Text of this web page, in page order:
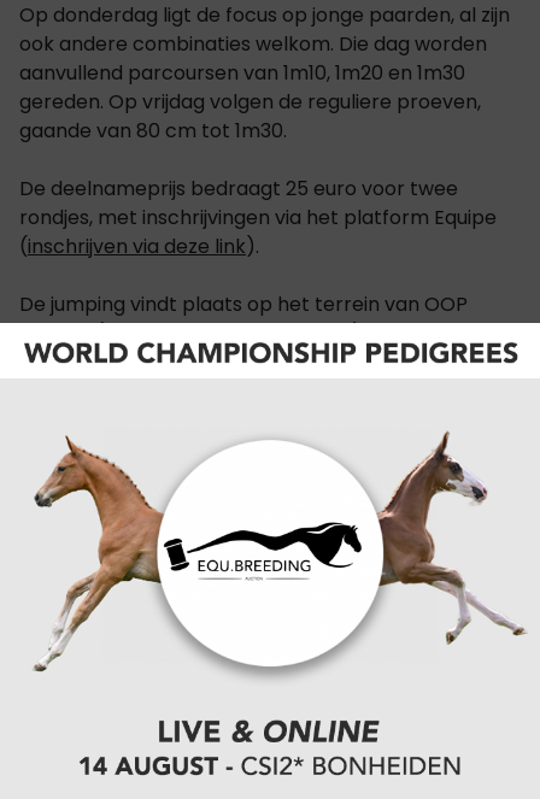
Op donderdag ligt de focus op jonge paarden, al zijn
ook andere combinaties welkom. Die dag worden
aanvullend parcoursen van 1m10, 1m20 en 1m30
gereden. Op vrijdag volgen de reguliere proeven,
gaande van 80 cm tot 1m30.
De deelnameprijs bedraagt 25 euro voor twee
rondjes, met inschrijvingen via het platform Equipe
(inschrijven via deze link).
De jumping vindt plaats op het terrein van OOP
op slechts vijf minuten van afrit Wetteren (E40). De
ruiters begeleiden in de piste, waardoor het
evenement ook perfect als gerichte training ingezet
kan worden.
Voor jonge paarden is er bovendien een aparte
longeerpiste voorzien voor een rustige opwarming.
De organisatie verwacht ideaal lenteweer en mikt
op een combinatie van sportieve uitdaging en een
ontspannen sfeer.
OVERIG NIEUWS,PROMO